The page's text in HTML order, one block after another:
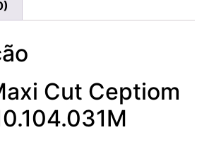
Cut Ceptiom